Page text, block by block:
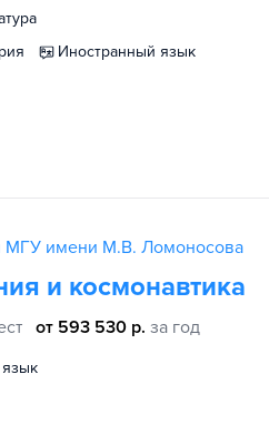
иностранный язык
МГУ имени М.В. Ломоносова
и космонавтика
от 593 530 р. за год
язык